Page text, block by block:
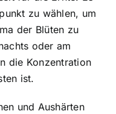
zu wählen, um
der Blüten zu
oder am
die Konzentration
ist.
und Aushärten